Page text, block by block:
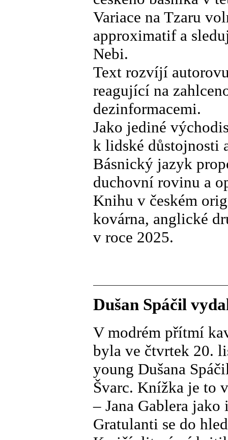
Variace na Tzaru
approximatif a
Nebi.
Text rozvíjí
reagující na
dezinformacemi.
Jako jediné
k lidské důstojnosti
Básnický jazyk
duchovní rovinu a
Knihu v českém
kovárna, anglické
v roce 2025.
Dušan Spáčil
V modrém přítmí
byla ve čtvrtek 20.
young Dušana
Švarc. Knížka je to
– Jana Gablera
Gratulanti se do